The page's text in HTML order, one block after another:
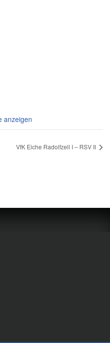
anzeigen
VfK Eiche Radolfzell I – RSV II